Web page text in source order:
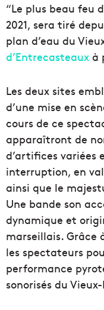
“Le plus beau feu
2021, sera tiré
plan d’eau du
d’Entrecasteaux à
Les deux sites
d’une mise en
cours de ce
apparaîtront de
d’artifices
interruption, en
ainsi que le
Une bande son
dynamique et
marseillais.
les spectateurs
performance
sonorisés du